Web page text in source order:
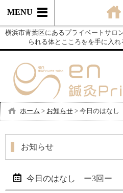
MENU
横浜市青葉区にあるプライベートサロ
られる体とこころをを手に入れ
ホーム > お知らせ > 今日のはな
お知らせ
今日のはなし ー3回ー